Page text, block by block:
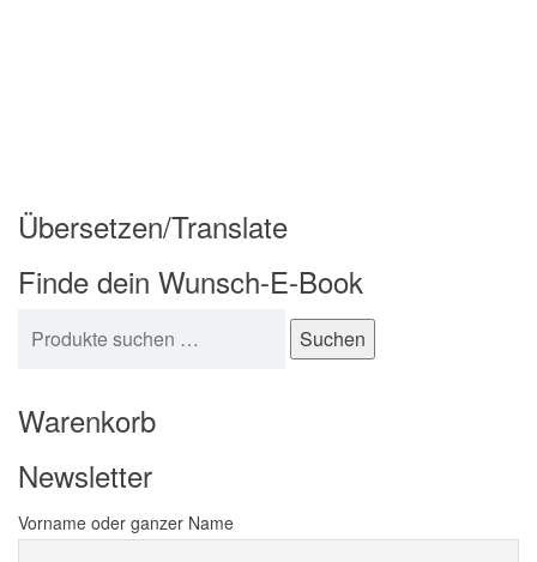
Übersetzen/Translate
Finde dein Wunsch-E-Book
Suchen
Warenkorb
Newsletter
Vorname oder ganzer Name